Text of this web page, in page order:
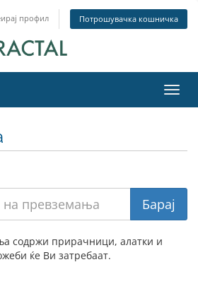
профил Потрошувачка кошничка
содржи прирачници, алатки и
ќе Ви затребаат.